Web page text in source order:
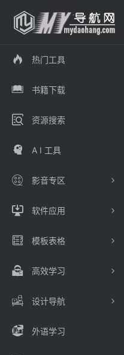
热门工具
书籍下载
资源搜索
A I 工具
影音专区
软件应用
模板表格
高效学习
设计导航
外语学习